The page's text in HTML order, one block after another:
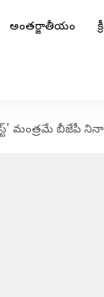
అంతర్జాతీయం
మంత్రమే బీజేపీ